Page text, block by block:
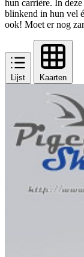
hun carrière. In
blinkend in hun vel
ook! Moet er nog
Lijst Kaarten